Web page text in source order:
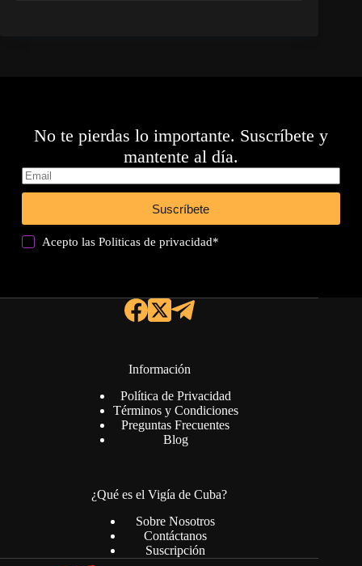
No te pierdas lo importante. Suscríbete y
mantente al día.
Suscríbete
Acepto lasPoliticas de privacidad*
Información
Política de Privacidad
Términos y Condiciones
Preguntas Frecuentes
Blog
¿Qué es el Vigía de Cuba?
Sobre Nosotros
Contáctanos
Suscripción